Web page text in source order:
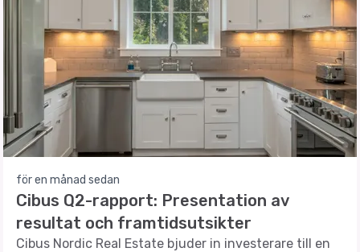
för en månad sedan
Cibus Q2-rapport: Presentation av
resultat och framtidsutsikter
Cibus Nordic Real Estate bjuder in investerare till en